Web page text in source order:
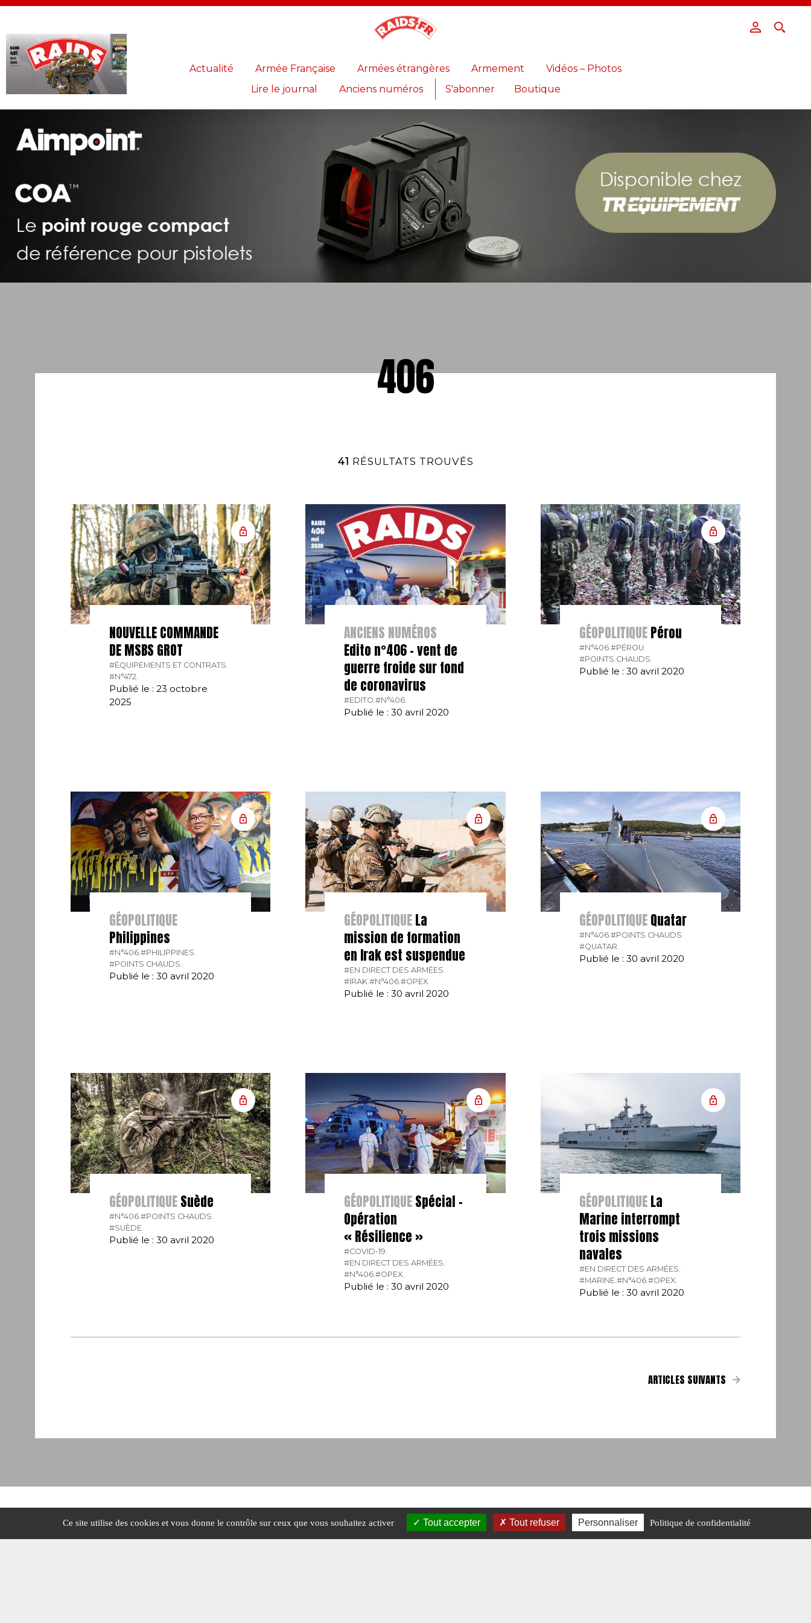
Actualité Armée Française Armées étrangères Armement
Vidéos – Photos
Lire le journal
Anciens numéros S'abonner Boutique
406
41 RÉSULTATS TROUVÉS
NOUVELLE COMMANDE
DE MSBS GROT
#ÉQUIPEMENTS ET CONTRATS.
#N°472.
Publié le : 23 octobre
2025
ANCIENS NUMÉROS
Edito n°406 – vent de
guerre froide sur fond
de coronavirus
#EDITO.#N°406.
Publié le : 30 avril 2020
GÉOPOLITIQUEPérou
#N°406. #PÉROU.
#POINTS CHAUDS.
Publié le : 30 avril 2020
GÉOPOLITIQUE
Philippines
#N°406. #PHILIPPINES.
#POINTS CHAUDS.
Publié le : 30 avril 2020
GÉOPOLITIQUELa
mission de formation
en Irak est suspendue
#EN DIRECT DES ARMÉES.
#IRAK.#N°406.#OPEX.
Publié le : 30 avril 2020
GÉOPOLITIQUEQuatar
#N°406. #POINTS CHAUDS.
#QUATAR.
Publié le : 30 avril 2020
GÉOPOLITIQUESuède
#N°406. #POINTS CHAUDS.
#SUÈDE.
Publié le : 30 avril 2020
GÉOPOLITIQUESpécial –
Opération
« Résilience »
#COVID-19.
#EN DIRECT DES ARMÉES.
#N°406.#OPEX.
Publié le : 30 avril 2020
GÉOPOLITIQUELa
Marine interrompt
trois missions
navales
#EN DIRECT DES ARMÉES.
#MARINE. #N°406. #OPEX.
Publié le : 30 avril 2020
ARTICLES SUIVANTS
Mentions légales-A propos - FAQ
Panneau de gestion des cookies
Ce site utilise des cookies et vous donne le contrôle sur ceux que vous souhaitez activer Tout accepter Tout refuser Personnaliser Politique de confidentialité